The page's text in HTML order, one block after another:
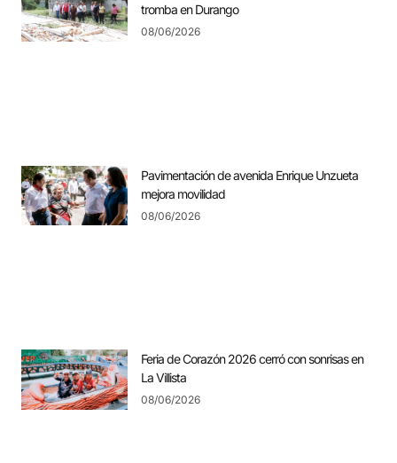
tromba en Durango
08/06/2026
Pavimentación de avenida Enrique Unzueta
mejora movilidad
08/06/2026
Feria de Corazón 2026 cerró con sonrisas en
La Villista
08/06/2026